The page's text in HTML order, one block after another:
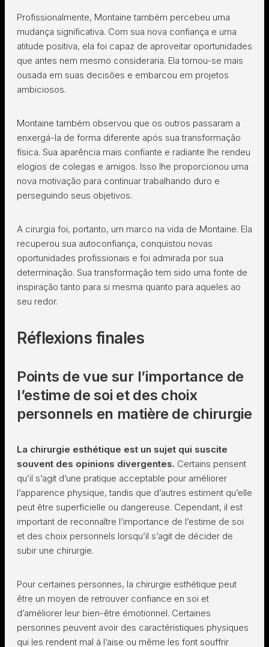
Profissionalmente, Montaine também percebeu uma
mudança significativa. Com sua nova confiança e uma
atitude positiva, ela foi capaz de aproveitar oportunidades
que antes nem mesmo consideraria. Ela tornou-se mais
ousada em suas decisões e embarcou em projetos
ambiciosos.
Montaine também observou que os outros passaram a
enxergá-la de forma diferente após sua transformação
física. Sua aparência mais confiante e radiante lhe rendeu
elogios de colegas e amigos. Isso lhe proporcionou uma
nova motivação para continuar trabalhando duro e
perseguindo seus objetivos.
A cirurgia foi, portanto, um marco na vida de Montaine. Ela
recuperou sua autoconfiança, conquistou novas
oportunidades profissionais e foi admirada por sua
determinação. Sua transformação tem sido uma fonte de
inspiração tanto para si mesma quanto para aqueles ao
seu redor.
Réflexions finales
Points de vue sur l’importance de
l’estime de soi et des choix
personnels en matière de chirurgie
La chirurgie esthétique est un sujet qui suscite
souvent des opinions divergentes. Certains pensent
qu’il s’agit d’une pratique acceptable pour améliorer
l’apparence physique, tandis que d’autres estiment qu’elle
peut être superficielle ou dangereuse. Cependant, il est
important de reconnaître l’importance de l’estime de soi
et des choix personnels lorsqu’il s’agit de décider de
subir une chirurgie.
Pour certaines personnes, la chirurgie esthétique peut
être un moyen de retrouver confiance en soi et
d’améliorer leur bien-être émotionnel. Certaines
personnes peuvent avoir des caractéristiques physiques
qui les rendent mal à l’aise ou même les font souffrir